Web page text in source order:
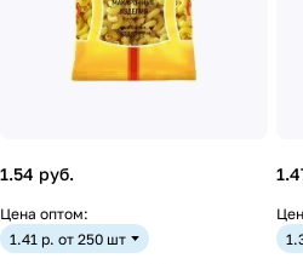
1.54 руб.
Цена оптом:
1.41 р. от 250 шт